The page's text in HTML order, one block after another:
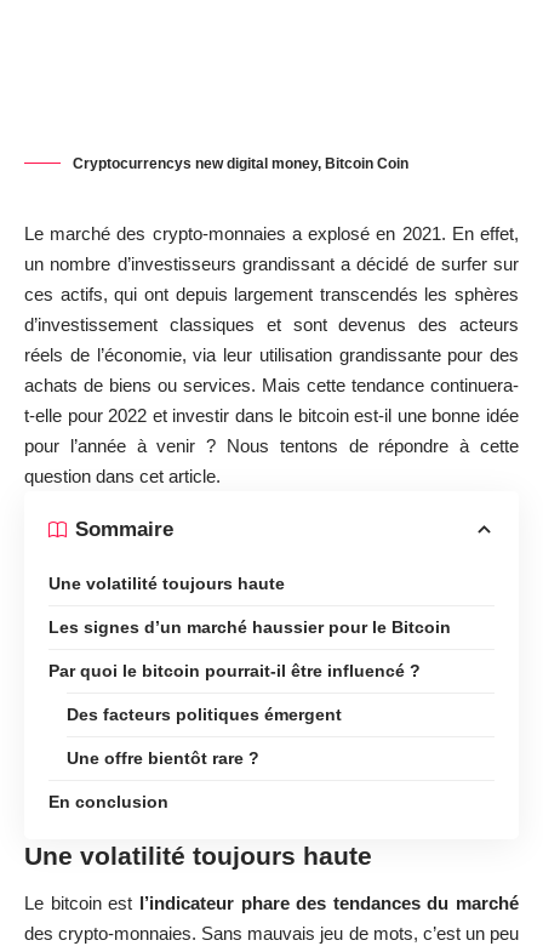
Cryptocurrencys new digital money, Bitcoin Coin
Le marché des crypto-monnaies a explosé en 2021. En effet,
un nombre d’investisseurs grandissant a décidé de surfer sur
ces actifs, qui ont depuis largement transcendés les sphères
d’investissement classiques et sont devenus des acteurs
réels de l’économie, via leur utilisation grandissante pour des
achats de biens ou services. Mais cette tendance continuera-
t-elle pour 2022 et investir dans le bitcoin est-il une bonne idée
pour l’année à venir ? Nous tentons de répondre à cette
question dans cet article.
Sommaire
Une volatilité toujours haute
Les signes d’un marché haussier pour le Bitcoin
Par quoi le bitcoin pourrait-il être influencé ?
Des facteurs politiques émergent
Une offre bientôt rare ?
En conclusion
Une volatilité toujours haute
Le bitcoin est l’indicateur phare des tendances du marché
des crypto-monnaies. Sans mauvais jeu de mots, c’est un peu